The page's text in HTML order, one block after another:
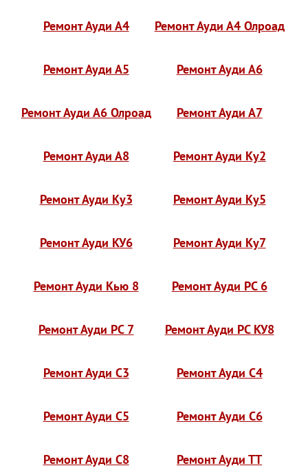
Ремонт Ауди А4 Ремонт Ауди А4 Олроад
Ремонт Ауди А5 Ремонт Ауди А6
Ремонт Ауди А6 Олроад Ремонт Ауди А7
Ремонт Ауди А8 Ремонт Ауди Ку2
Ремонт Ауди Ку3 Ремонт Ауди Ку5
Ремонт Ауди КУ6 Ремонт Ауди Ку7
Ремонт Ауди Кью 8 Ремонт Ауди РС 6
Ремонт Ауди РС 7 Ремонт Ауди РС КУ8
Ремонт Ауди С3 Ремонт Ауди С4
Ремонт Ауди С5 Ремонт Ауди С6
Ремонт Ауди С8 Ремонт Ауди ТТ